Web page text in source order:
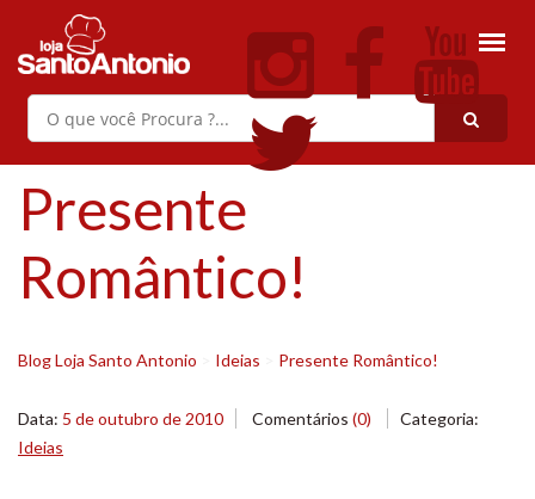
Presente
Romântico!
Blog Loja Santo Antonio Ideias Presente Romântico!
Data: 5 de outubro de 2010 Comentários (0)
Categoria:
Ideias